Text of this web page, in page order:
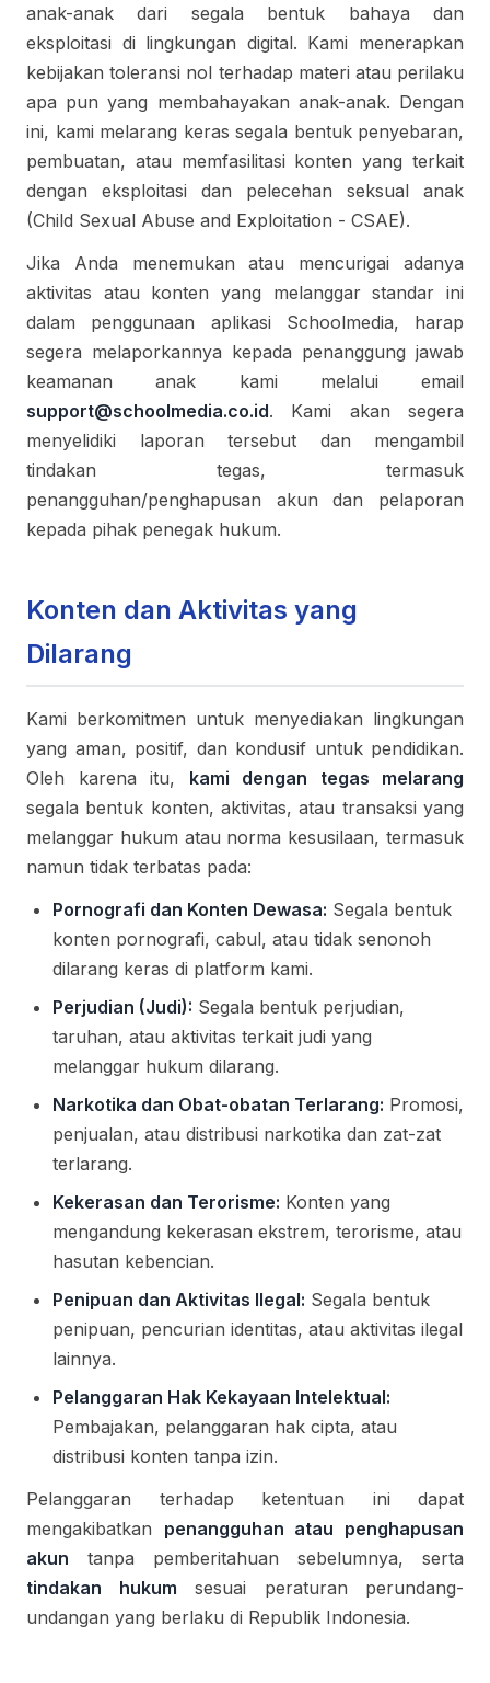
anak-anak dari segala bentuk bahaya dan
eksploitasi di lingkungan digital. Kami menerapkan
kebijakan toleransi nol terhadap materi atau perilaku
apa pun yang membahayakan anak-anak. Dengan
ini, kami melarang keras segala bentuk penyebaran,
pembuatan, atau memfasilitasi konten yang terkait
dengan eksploitasi dan pelecehan seksual anak
(Child Sexual Abuse and Exploitation - CSAE).
Jika Anda menemukan atau mencurigai adanya
aktivitas atau konten yang melanggar standar ini
dalam penggunaan aplikasi Schoolmedia, harap
segera melaporkannya kepada penanggung jawab
keamanan anak kami melalui email
support@schoolmedia.co.id. Kami akan segera
menyelidiki laporan tersebut dan mengambil
tindakan tegas, termasuk
penangguhan/penghapusan akun dan pelaporan
kepada pihak penegak hukum.
Konten dan Aktivitas yang
Dilarang
Kami berkomitmen untuk menyediakan lingkungan
yang aman, positif, dan kondusif untuk pendidikan.
Oleh karena itu, kami dengan tegas melarang
segala bentuk konten, aktivitas, atau transaksi yang
melanggar hukum atau norma kesusilaan, termasuk
namun tidak terbatas pada:
Pornografi dan Konten Dewasa: Segala bentuk
konten pornografi, cabul, atau tidak senonoh
dilarang keras di platform kami.
Perjudian (Judi): Segala bentuk perjudian,
taruhan, atau aktivitas terkait judi yang
melanggar hukum dilarang.
Narkotika dan Obat-obatan Terlarang: Promosi,
penjualan, atau distribusi narkotika dan zat-zat
terlarang.
Kekerasan dan Terorisme: Konten yang
mengandung kekerasan ekstrem, terorisme, atau
hasutan kebencian.
Penipuan dan Aktivitas Ilegal: Segala bentuk
penipuan, pencurian identitas, atau aktivitas ilegal
lainnya.
Pelanggaran Hak Kekayaan Intelektual:
Pembajakan, pelanggaran hak cipta, atau
distribusi konten tanpa izin.
Pelanggaran terhadap ketentuan ini dapat
mengakibatkan penangguhan atau penghapusan
akun tanpa pemberitahuan sebelumnya, serta
tindakan hukum sesuai peraturan perundang-
undangan yang berlaku di Republik Indonesia.